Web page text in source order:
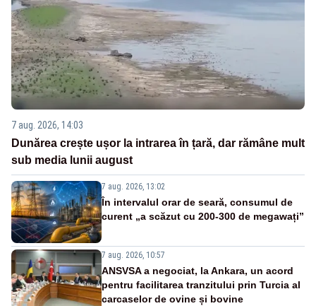
7 aug. 2026, 14:03
Dunărea crește ușor la intrarea în țară, dar rămâne mult
sub media lunii august
7 aug. 2026, 13:02
În intervalul orar de seară, consumul de
curent „a scăzut cu 200-300 de megawați”
7 aug. 2026, 10:57
ANSVSA a negociat, la Ankara, un acord
pentru facilitarea tranzitului prin Turcia al
carcaselor de ovine și bovine